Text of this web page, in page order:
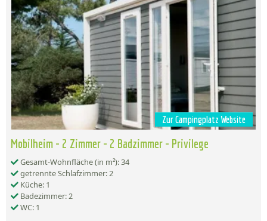
Zur Campingplatz Website
Mobilheim - 2 Zimmer - 2 Badzimmer - Privilege
Gesamt-Wohnfläche (in m²): 34
getrennte Schlafzimmer: 2
Küche: 1
Badezimmer: 2
WC: 1